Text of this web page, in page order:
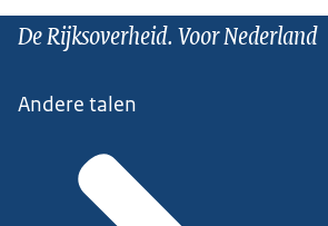
De Rijksoverheid. Voor Nederland
Andere talen